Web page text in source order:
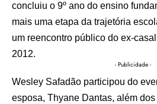
concluiu o 9º ano do ensino
mais uma etapa da trajetória
um reencontro público do ex-
2012.
- Publicidade -
Wesley Safadão participou do
esposa, Thyane Dantas, além